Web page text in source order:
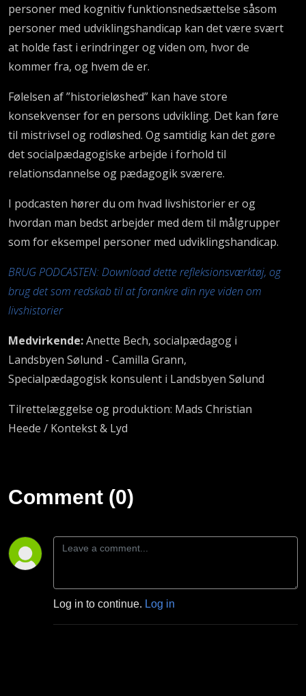
personer med kognitiv funktionsnedsættelse såsom
personer med udviklingshandicap kan det være svært
at holde fast i erindringer og viden om, hvor de
kommer fra, og hvem de er.
Følelsen af ”historieløshed” kan have store
konsekvenser for en persons udvikling. Det kan føre
til mistrivsel og rodløshed. Og samtidig kan det gøre
det socialpædagogiske arbejde i forhold til
relationsdannelse og pædagogik sværere.
I podcasten hører du om hvad livshistorier er og
hvordan man bedst arbejder med dem til målgrupper
som for eksempel personer med udviklingshandicap.
BRUG PODCASTEN: Download dette refleksionsværktøj, og
brug det som redskab til at forankre din nye viden om
livshistorier
Medvirkende:Anette Bech, socialpædagog i
Landsbyen Sølund - Camilla Grann,
Specialpædagogisk konsulent i Landsbyen Sølund
Tilrettelæggelse og produktion: Mads Christian
Heede / Kontekst & Lyd
Comment (0)
Log in to continue. Log in